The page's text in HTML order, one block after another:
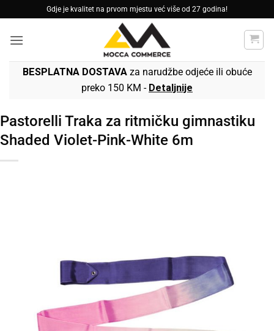
to
content
Gdje je kvalitet na prvom mjestu već više od 27 godina!
BESPLATNA DOSTAVAza narudžbe odjeće ili obuće
preko 150 KM - Detaljnije
Pastorelli Traka za ritmičku gimnastiku
Shaded Violet-Pink-White 6m